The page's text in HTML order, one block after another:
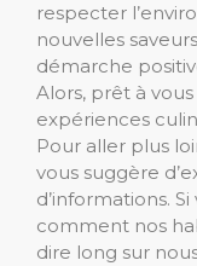
respecter
nouvelles
démarche
Alors, prêt à
expériences
Pour aller plus
vous suggère
d’informations.
comment nos
dire long sur